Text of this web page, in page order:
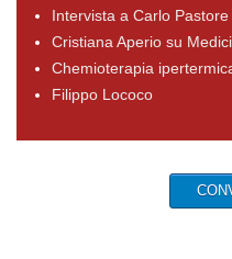
Intervista a Carlo
Cristiana Aperio su
Chemioterapia
Filippo Lococo